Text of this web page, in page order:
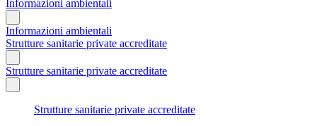
Informazioni ambientali
Informazioni ambientali
Strutture sanitarie private accreditate
Strutture sanitarie private accreditate
Strutture sanitarie private accreditate